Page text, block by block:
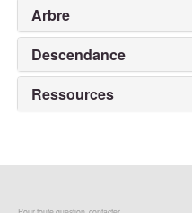
Arbre
Descendance
Ressources